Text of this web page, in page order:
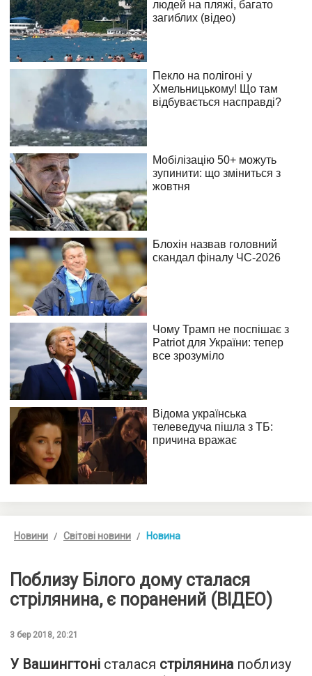
Новини Світові новини Новина
Поблизу Білого дому сталася
стрілянина, є поранений (ВІДЕО)
3 бер 2018, 20:21
У Вашингтоні сталася стрілянинапоблизу